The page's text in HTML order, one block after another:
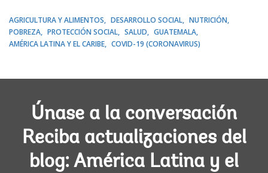
AGRICULTURA Y ALIMENTOS DESARROLLO SOCIAL
NUTRICIÓN
POBREZA
PROTECCIÓN SOCIAL SALUD
GUATEMALA
AMÉRICA LATINA Y EL CARIBE
COVID-19 (CORONAVIRUS)
Únase a la conversación
Reciba actualizaciones del
blog: América Latina y el